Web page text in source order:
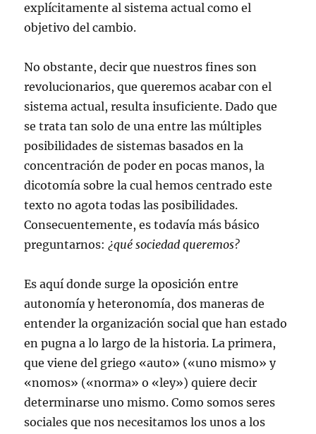
explícitamente al sistema actual como el
objetivo del cambio.
No obstante, decir que nuestros fines son
revolucionarios, que queremos acabar con el
sistema actual, resulta insuficiente. Dado que
se trata tan solo de una entre las múltiples
posibilidades de sistemas basados en la
concentración de poder en pocas manos, la
dicotomía sobre la cual hemos centrado este
texto no agota todas las posibilidades.
Consecuentemente, es todavía más básico
preguntarnos:¿qué sociedad queremos?
Es aquí donde surge la oposición entre
autonomía y heteronomía, dos maneras de
entender la organización social que han estado
en pugna a lo largo de la historia. La primera,
que viene del griego «auto» («uno mismo» y
«nomos» («norma» o «ley») quiere decir
determinarse uno mismo. Como somos seres
sociales que nos necesitamos los unos a los